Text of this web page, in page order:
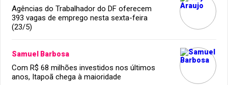
Agências do Trabalhador do DF oferecem
393 vagas de emprego nesta sexta-feira
(23/5)
Samuel Barbosa
Com R$ 68 milhões investidos nos últimos
anos, Itapoã chega à maioridade